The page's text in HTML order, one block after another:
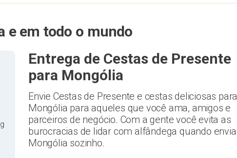
e em todo o mundo
Entrega de Cestas de Presente
para Mongólia
Envie Cestas de Presente e cestas deliciosas para
Mongólia para aqueles que você ama, amigos e
parceiros de negócio. Com a gente você evita as
burocracias de lidar com alfândega quando
Mongólia sozinho.